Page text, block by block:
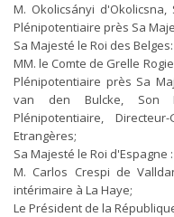
M. Okolicsányi
Plénipotentiaire près Sa
Sa Majesté le Roi des Belges:
MM. le Comte de Grelle
Plénipotentiaire près Sa
van den Bulcke, Son
Plénipotentiaire,
Etrangères;
Sa Majesté le Roi d'Espagne :
M. Carlos Crespi de
intérimaire à La Haye;
Le Président de la